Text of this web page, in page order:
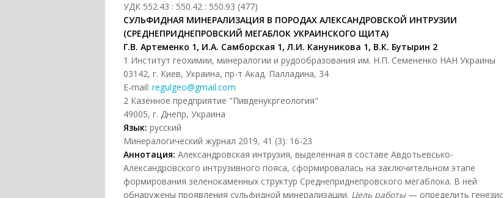
УДК 552.43 : 550.42 : 550.93 (477)
СУЛЬФИДНАЯ МИНЕРАЛИЗАЦИЯ В ПОРОДАХ АЛЕКСАНДРОВСКОЙ ИНТРУЗИИ
(СРЕДНЕПРИДНЕПРОВСКИЙ МЕГАБЛОК УКРАИНСКОГО ЩИТА)
Г.В. Артеменко 1, И.А. Самборская 1, Л.И. Кануникова 1, В.К. Бутырин 2
1 Институт геохимии, минералогии и рудообразования им. Н.П. Семененко НАН Украины
03142, г. Киев, Украина, пр-т Акад. Палладина, 34
E-mail: regulgeo@gmail.com
2 Казенное предприятие "Пивденукргеология"
49005, г. Днепр, Украина
Язык: русский
Минералогический журнал 2019, 41 (3): 16-23
Аннотация: Александровская интрузия, выделенная в составе Авдотьевсько-
Александровского интрузивного пояса, сформировалась на заключительном этапе
формирования зеленокаменных структур Среднеприднепровского мегаблока. В ней
обнаружены проявления сульфидной минерализации. Цель работы— определить генезис